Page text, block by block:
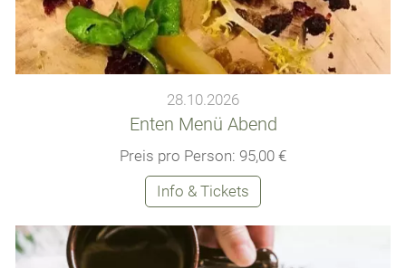
28.10.2026
Enten Menü Abend
Preis pro Person: 95,00 €
Info & Tickets